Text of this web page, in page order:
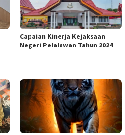
Capaian Kinerja Kejaksaan
Negeri Pelalawan Tahun 2024